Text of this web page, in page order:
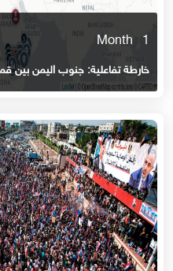
1 Month
خارطة تفاعلية: جنوب اليمن بين